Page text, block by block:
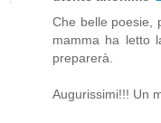
Che belle poesie,
mamma ha letto
preparerà.
Augurissimi!!! Un